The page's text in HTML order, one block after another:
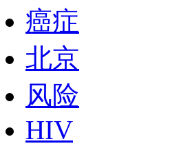
癌症
北京
风险
HIV